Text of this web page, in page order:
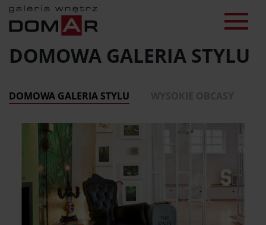
DOMOWA GALERIA STYLU
DOMOWA GALERIA STYLU